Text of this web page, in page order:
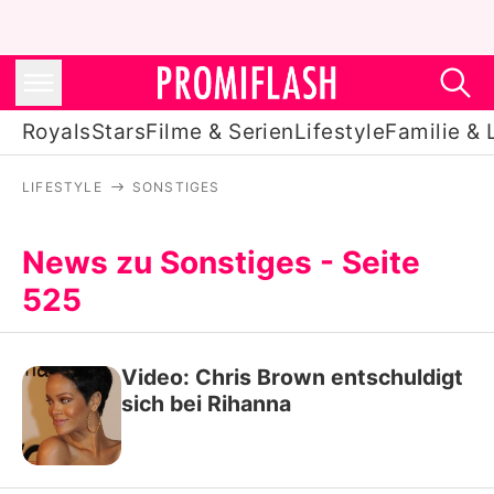
RoyalsStarsFilme & SerienLifestyleFamilie &
Stars
Familie & Liebe
LIFESTYLE SONSTIGES
News zu Sonstiges - Seite
525
Video: Chris Brown entschuldigt
sich bei Rihanna